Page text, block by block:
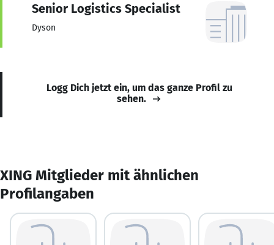
Senior Logistics Specialist
Dyson
Logg Dich jetzt ein, um das ganze Profil zu
sehen.
XING Mitglieder mit ähnlichen
Profilangaben